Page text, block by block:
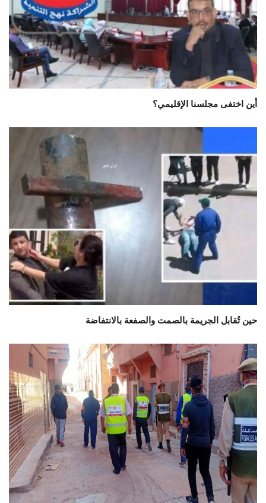
أين اختفى مجلسنا الإقليمي؟
حين تُقابل الجريمة بالصمت والصفعة بالانتفاضة